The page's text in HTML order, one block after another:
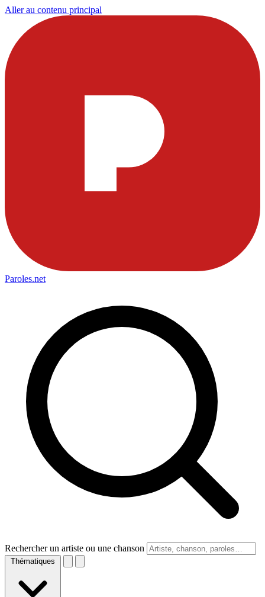
Aller au contenu principal
Paroles.net
Rechercher un artiste ou une chanson
Thématiques